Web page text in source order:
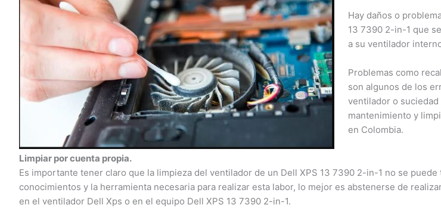
Hay daños o
13 7390 2-in-1 que
a su ventilador interno.
Problemas como
son algunos de los
ventilador o suciedad
mantenimiento y
en Colombia.
Limpiar por cuenta propia.
Es importante tener claro que la limpieza del ventilador de un Dell XPS 13 7390 2-in-1 no se puede
conocimientos y la herramienta necesaria para realizar esta labor, lo mejor es abstenerse de
en el ventilador Dell Xps o en el equipo Dell XPS 13 7390 2-in-1.